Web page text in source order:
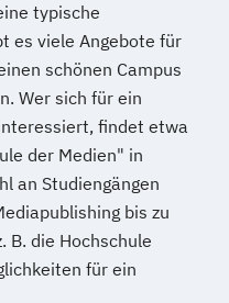
typische
es viele Angebote für
schönen Campus
Wer sich für ein
findet etwa
der Medien" in
an Studiengängen
bis zu
B. die Hochschule
für ein